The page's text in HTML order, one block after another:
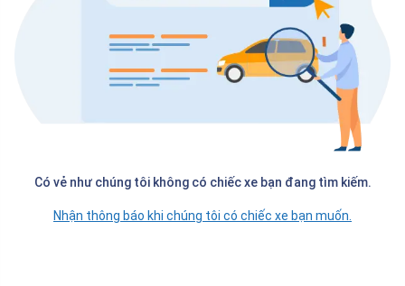
Có vẻ như chúng tôi không có chiếc xe bạn đang tìm kiếm.
Nhận thông báo khi chúng tôi có chiếc xe bạn muốn.